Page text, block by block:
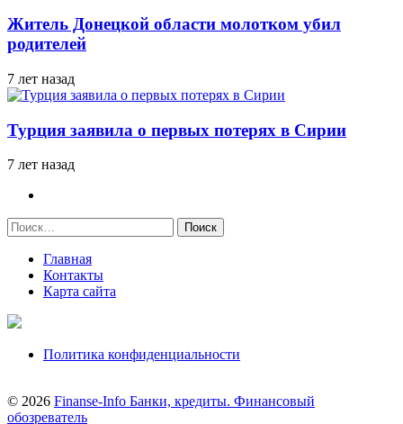
Житель Донецкой области молотком убил
родителей
7 лет назад
Турция заявила о первых потерях в Сирии
7 лет назад
Найти:
Главная
Контакты
Карта сайта
Политика конфиденциальности
© 2026 Finanse-Info Банки, кредиты. Финансовый
обозреватель